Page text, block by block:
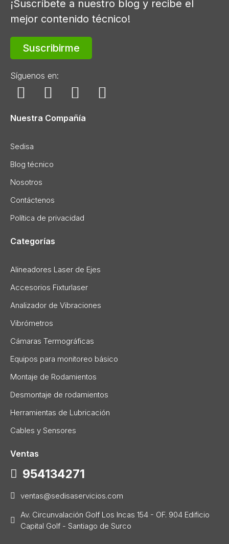
¡Suscríbete a nuestro blog y recibe el
mejor contenido técnico!
Suscribirme
Síguenos en:
Nuestra Compañía
Sedisa
Blog técnico
Nosotros
Contáctenos
Política de privacidad
Categorías
Alineadores Laser de Ejes
Accesorios Fixturlaser
Analizador de Vibraciones
Vibrómetros
Cámaras Termográficas
Equipos para monitoreo básico
Montaje de Rodamientos
Desmontaje de rodamientos
Herramientas de Lubricación
Cables y Sensores
Ventas
954134271
ventas@sedisaservicios.com
Av. Circunvalación Golf Los Incas 154 - OF. 904 Edificio
Capital Golf - Santiago de Surco